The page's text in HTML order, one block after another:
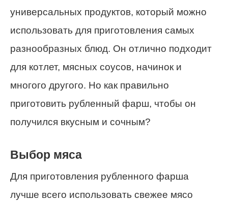
универсальных продуктов, который можно
использовать для приготовления самых
разнообразных блюд. Он отлично подходит
для котлет, мясных соусов, начинок и
многого другого. Но как правильно
приготовить рубленный фарш, чтобы он
получился вкусным и сочным?
Выбор мяса
Для приготовления рубленного фарша
лучше всего использовать свежее мясо